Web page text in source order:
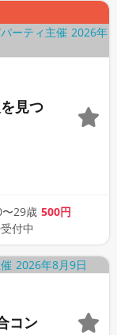
見つ
29歳 500円
付中
コン